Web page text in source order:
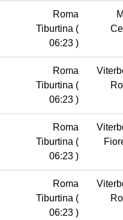
Roma
Tiburtina (
06:23 )
Roma
Tiburtina (
06:23 )
Roma
Tiburtina (
06:23 )
Roma
Tiburtina (
06:23 )